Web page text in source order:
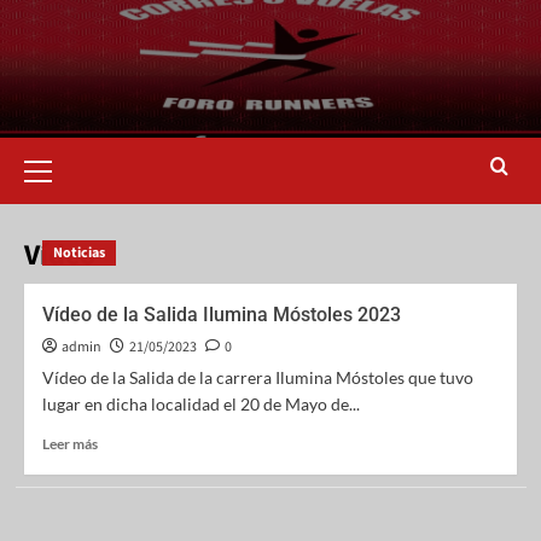
Vídeo
Noticias
Vídeo de la Salida Ilumina Móstoles 2023
admin 21/05/2023
0
Vídeo de la Salida de la carrera Ilumina Móstoles que tuvo
lugar en dicha localidad el 20 de Mayo de...
Leer más